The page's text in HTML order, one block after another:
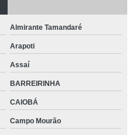
Almirante Tamandaré
Arapoti
Assaí
BARREIRINHA
CAIOBÁ
Campo Mourão